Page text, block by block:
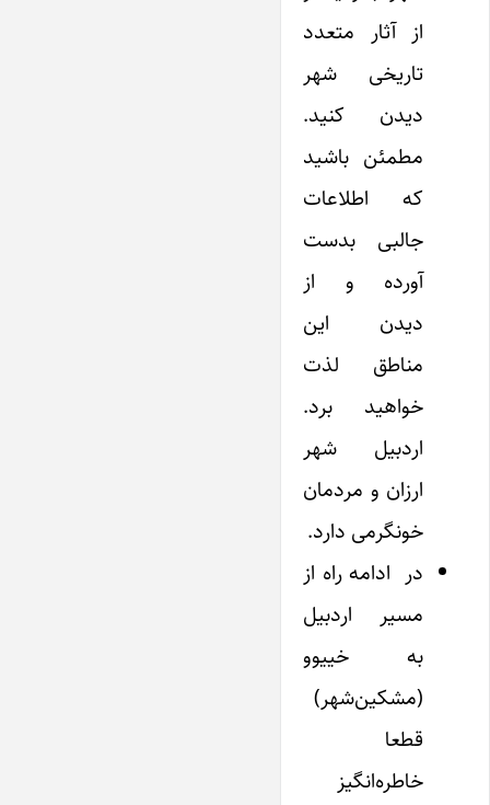
از آثار متعدد
تاریخی شهر
دیدن کنید.
مطمئن باشید
که اطلاعات
جالبی بدست
آورده و از
دیدن این
مناطق لذت
خواهید برد.
اردبیل شهر
ارزان و مردمان
خونگرمی دارد.
در ادامه راه از
مسیر اردبیل
به خییوو
(مشکین‌شهر)
قطعا
خاطره‌انگیز